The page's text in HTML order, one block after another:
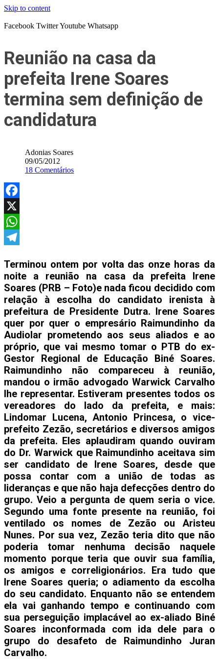
Skip to content
Facebook TwitterYoutube Whatsapp
Reunião na casa da
prefeita Irene Soares
termina sem definição de
candidatura
Adonias Soares
09/05/2012
18 Comentários
Facebook
X
WhatsApp
Terminou ontem por volta das onze horas da
noite a reunião na casa da prefeita Irene
Soares (PRB – Foto)e nada ficou decidido com
relação à escolha do candidato irenista à
prefeitura de Presidente Dutra. Irene Soares
quer por quer o empresário Raimundinho da
Audiolar prometendo aos seus aliados e ao
próprio, que vai mesmo tomar o PTB do ex-
Gestor Regional de Educação Biné Soares.
Raimundinho não compareceu à reunião,
mandou o irmão advogado Warwick Carvalho
lhe representar. Estiveram presentes todos os
vereadores do lado da prefeita, e mais:
Lindomar Lucena, Antonio Princesa, o vice-
prefeito Zezão, secretários e diversos amigos
da prefeita. Eles aplaudiram quando ouviram
do Dr. Warwick que Raimundinho aceitava sim
ser candidato de Irene Soares, desde que
possa contar com a união de todas as
lideranças e que não haja defecções dentro do
grupo. Veio a pergunta de quem seria o vice.
Segundo uma fonte presente na reunião, foi
ventilado os nomes de Zezão ou Aristeu
Nunes. Por sua vez, Zezão teria dito que não
poderia tomar nenhuma decisão naquele
momento porque teria que ouvir sua família,
os amigos e correligionários. Era tudo que
Irene Soares queria; o adiamento da escolha
do seu candidato. Enquanto não se entendem
ela vai ganhando tempo e continuando com
sua perseguição implacável ao ex-aliado Biné
Soares inconformada com ida dele para o
grupo do desafeto de Raimundinho Juran
Carvalho.